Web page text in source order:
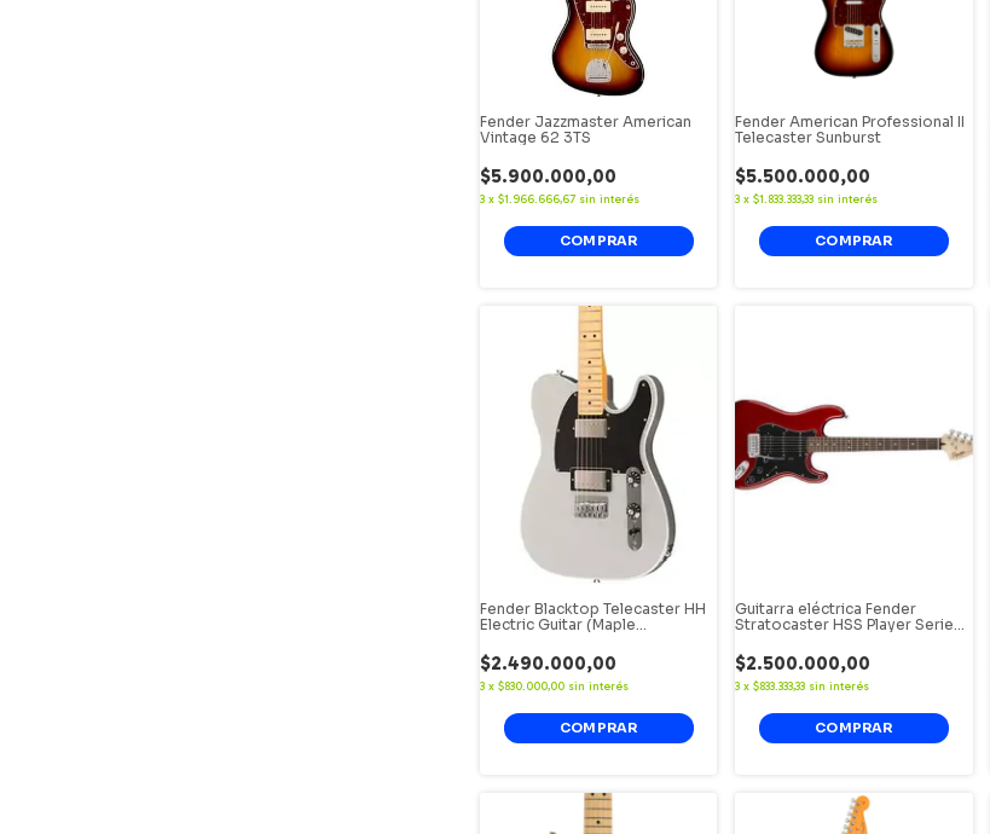
Fender Jazzmaster American
Vintage 62 3TS
$5.900.000,00
3 x $1.966.666,67 sin interés
Fender American Professional II
Telecaster Sunburst
$5.500.000,00
3 x$1.833.333,33 sin interés
Fender Blacktop Telecaster HH
Electric Guitar (Maple
$2.490.000,00
3 x $830.000,00 sin interés
Guitarra eléctrica Fender
Stratocaster HSS Player Series
$2.500.000,00
3 x$833.333,33 sin interés